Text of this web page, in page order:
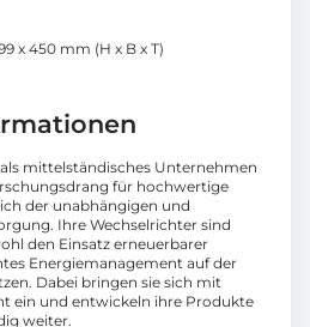
x 450 mm (H x B x T)
mittelständisches Unternehmen
für hochwertige
der unabhängigen und
Ihre Wechselrichter sind
den Einsatz erneuerbarer
Energiemanagement auf der
Dabei bringen sie sich mit
ein und entwickeln ihre Produkte
weiter.